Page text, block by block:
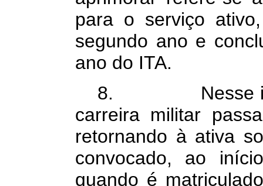
para o serviço
segundo ano e
ano do ITA.
8. Nesse
carreira militar
retornando à ativa
convocado, ao
quando é